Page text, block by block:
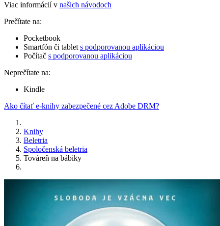
Viac informácií v našich návodoch
Prečítate na:
Pocketbook
Smartfón či tablet s podporovanou aplikáciou
Počítač s podporovanou aplikáciou
Neprečítate na:
Kindle
Ako čítať e-knihy zabezpečené cez Adobe DRM?
Knihy
Beletria
Spoločenská beletria
Továreň na bábiky